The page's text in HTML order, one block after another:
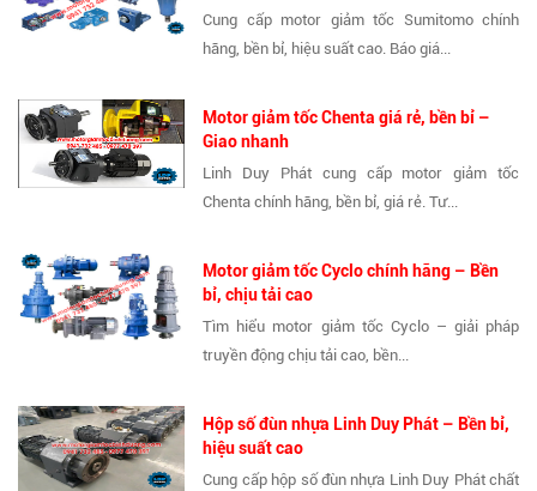
Cung cấp motor giảm tốc Sumitomo chính
hãng, bền bỉ, hiệu suất cao. Báo giá...
Motor giảm tốc Chenta giá rẻ, bền bỉ –
Giao nhanh
Linh Duy Phát cung cấp motor giảm tốc
Chenta chính hãng, bền bỉ, giá rẻ. Tư...
Motor giảm tốc Cyclo chính hãng – Bền
bỉ, chịu tải cao
Tìm hiểu motor giảm tốc Cyclo – giải pháp
truyền động chịu tải cao, bền...
Hộp số đùn nhựa Linh Duy Phát – Bền bỉ,
hiệu suất cao
Cung cấp hộp số đùn nhựa Linh Duy Phát chất